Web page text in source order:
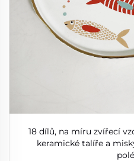
18 dílů, na míru zvířecí
keramické talíře a